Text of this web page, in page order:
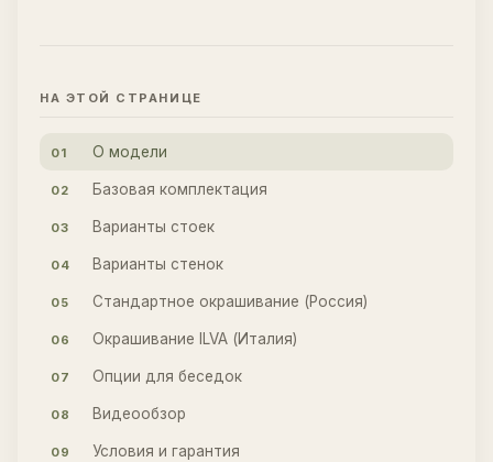
НА ЭТОЙ СТРАНИЦЕ
01 О модели
02 Базовая комплектация
03 Варианты стоек
04 Варианты стенок
05 Стандартное окрашивание (Россия)
06 Окрашивание ILVA (Италия)
07 Опции для беседок
08 Видеообзор
09 Условия и гарантия